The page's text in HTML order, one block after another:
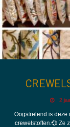
2
Oogstrelend is deze
crewelstoffen.💞 Ze